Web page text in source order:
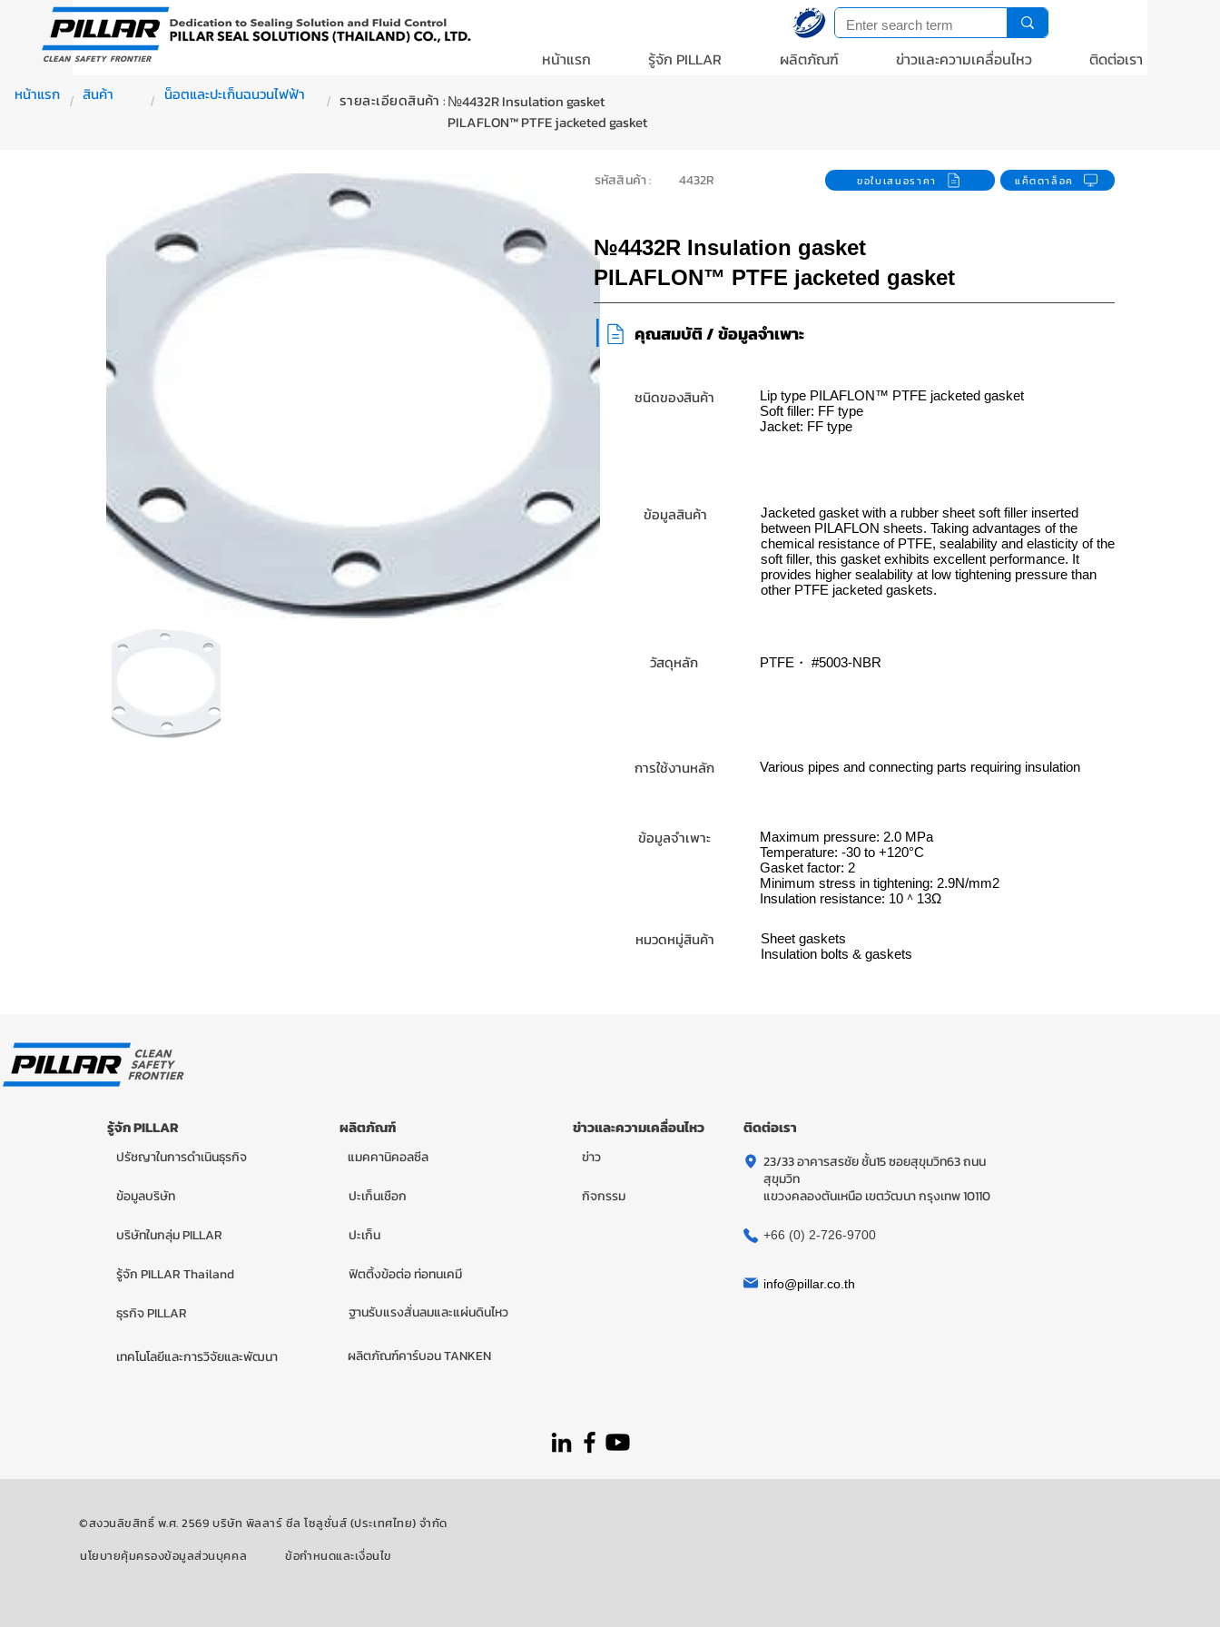
หน้าแรก รู้จัก PILLAR ผลิตภัณฑ์ ข่าวและความเคลื่อนไหว ติดต่อเรา
หน้าแรก / สินค้า / น็อตและปะเก็นฉนวนไฟฟ้า / รายละเอียดสินค้า :№4432R Insulation gasket
PILAFLON™ PTFE jacketed gasket
รหัสสินค้า : 4432R ขอใบเสนอราคา แค็ตตาล็อค
№4432R Insulation gasket
PILAFLON™ PTFE jacketed gasket
| คุณสมบัติ / ข้อมูลจำเพาะ
ชนิดของสินค้า
Lip type PILAFLON™ PTFE jacketed gasket
Soft filler: FF type
Jacket: FF type
ข้อมูลสินค้า
Jacketed gasket with a rubber sheet soft filler inserted
between PILAFLON sheets. Taking advantages of the
chemical resistance of PTFE, sealability and elasticity of the
soft filler, this gasket exhibits excellent performance. It
provides higher sealability at low tightening pressure than
other PTFE jacketed gaskets.
วัสดุหลัก PTFE・ #5003-NBR
การใช้งานหลัก Various pipes and connecting parts requiring insulation
ข้อมูลจำเพาะ
Maximum pressure: 2.0 MPa
Temperature: -30 to +120°C
Gasket factor: 2
Minimum stress in tightening: 2.9N/mm2
Insulation resistance: 10＾13Ω
หมวดหมู่สินค้า
Sheet gaskets
Insulation bolts & gaskets
รู้จัก PILLAR
ปรัชญาในการดำเนินธุรกิจ
ข้อมูลบริษัท
บริษัทในกลุ่ม PILLAR
รู้จัก PILLAR Thailand
ธุรกิจ PILLAR
เทคโนโลยีและการวิจัยและพัฒนา
ผลิตภัณฑ์
แมคคานิคอลซีล
ปะเก็นเชือก
ปะเก็น
ฟิตติ้งข้อต่อ ท่อทนเคมี
ฐานรับแรงสั่นลมและแผ่นดินไหว
ผลิตภัณฑ์คาร์บอน TANKEN
ข่าวและความเคลื่อนไหว
ข่าว
กิจกรรม
ติดต่อเรา
23/33 อาคารสรชัย ชั้น15 ซอยสุขุมวิท63 ถนน
สุขุมวิท
แขวงคลองตันเหนือ เขตวัฒนา กรุงเทพ 10110
+66 (0) 2-726-9700
info@pillar.co.th
©สงวนลิขสิทธิ์ พ.ศ. 2569 บริษัท พิลลาร์ ซีล โซลูชั่นส์ (ประเทศไทย) จำกัด
นโยบายคุ้มครองข้อมูลส่วนบุคคล
ข้อกำหนดและเงื่อนไข